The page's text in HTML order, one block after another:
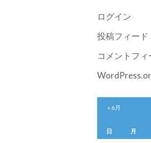
ブ
ログイン
投稿フィード
コメントフィ
日 月
« 6月